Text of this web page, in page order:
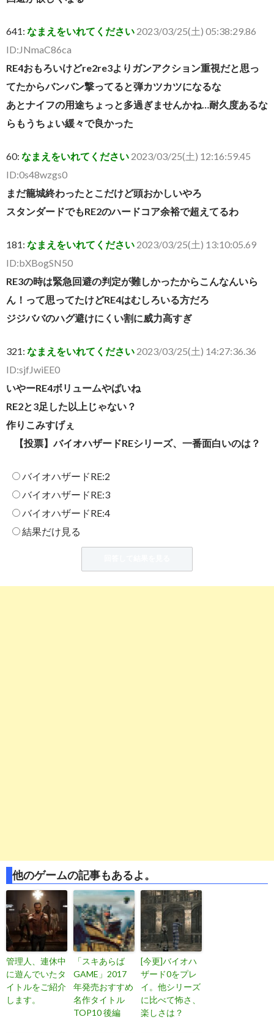
641: なまえをいれてください 2023/03/25(土) 05:38:29.86
ID:JNmaC86ca
RE4おもろいけどre2re3よりガンアクション重視だと思っ
てたからバンバン撃ってると弾カツカツになるな
あとナイフの用途ちょっと多過ぎませんかね…耐久度あるな
らもうちょい緩々で良かった
60: なまえをいれてください 2023/03/25(土) 12:16:59.45
ID:0s48wzgs0
まだ籠城終わったとこだけど頭おかしいやろ
スタンダードでもRE2のハードコア余裕で超えてるわ
181: なまえをいれてください 2023/03/25(土) 13:10:05.69
ID:bXBogSN50
RE3の時は緊急回避の判定が難しかったからこんなんいら
ん！って思ってたけどRE4はむしろいる方だろ
ジジババのハグ避けにくい割に威力高すぎ
321: なまえをいれてください 2023/03/25(土) 14:27:36.36
ID:sjfJwiEE0
いやーRE4ボリュームやばいね
RE2と3足した以上じゃない？
作りこみすげぇ
【投票】バイオハザードREシリーズ、一番面白いのは？
バイオハザードRE:2
バイオハザードRE:3
バイオハザードRE:4
結果だけ見る
他のゲームの記事もあるよ。
管理人、連休中
に遊んでいたタ
イトルをご紹介
します。
「スキあらば
GAME」2017
年発売おすすめ
名作タイトル
TOP10 後編
[今更]バイオハ
ザード0をプレ
イ。他シリーズ
に比べて怖さ、
楽しさは？